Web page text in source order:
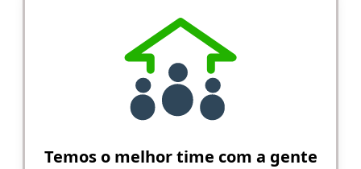
Temos o melhor time com a gente